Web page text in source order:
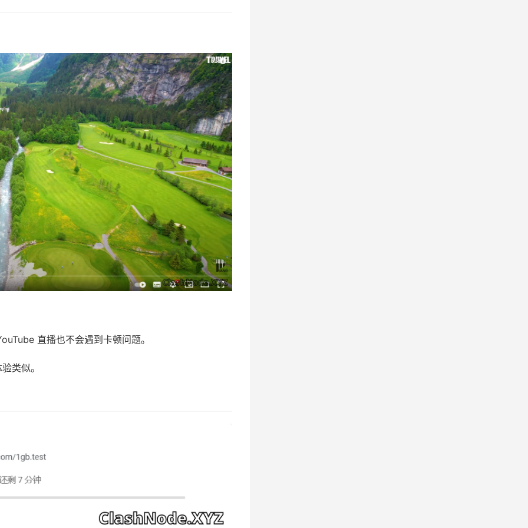
直播也不会遇到卡顿问题。
类似。